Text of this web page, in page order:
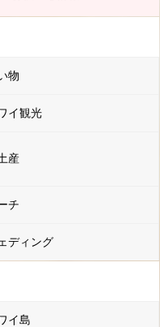
物
イ観光
産
チ
ディング
イ島